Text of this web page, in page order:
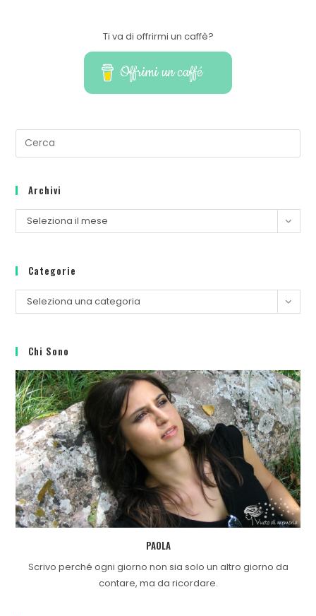
Ti va di offrirmi un caffè?
Offrimi un caffé
Archivi
Seleziona il mese
Categorie
Seleziona una categoria
Chi Sono
PAOLA
Scrivo perché ogni giorno non sia solo un altro giorno da
contare, ma da ricordare.